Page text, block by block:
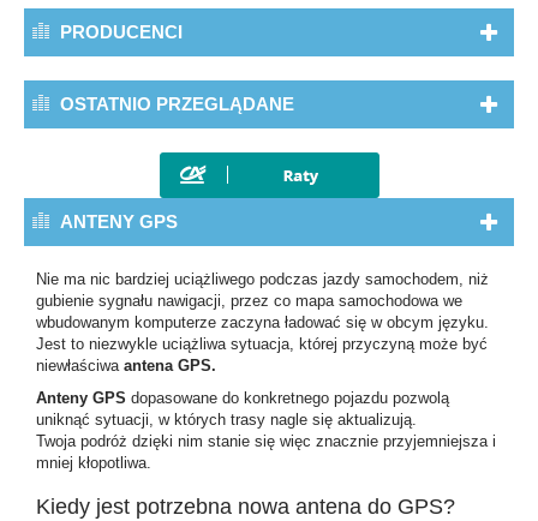
PRODUCENCI
OSTATNIO PRZEGLĄDANE
ANTENY GPS
Nie ma nic bardziej uciążliwego podczas jazdy samochodem, niż
gubienie sygnału nawigacji, przez co mapa samochodowa we
wbudowanym komputerze zaczyna ładować się w obcym języku.
Jest to niezwykle uciążliwa sytuacja, której przyczyną może być
niewłaściwa antena GPS.
Anteny GPS dopasowane do konkretnego pojazdu pozwolą
uniknąć sytuacji, w których trasy nagle się aktualizują.
Twoja podróż dzięki nim stanie się więc znacznie przyjemniejsza i
mniej kłopotliwa.
Kiedy jest potrzebna nowa antena do GPS?